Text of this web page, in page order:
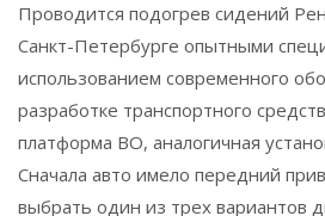
Проводится подогрев сидений
Санкт-Петербурге опытными
использованием современного
разработке транспортного
платформа ВО, аналогичная
Сначала авто имело передний
выбрать один из трех вариантов